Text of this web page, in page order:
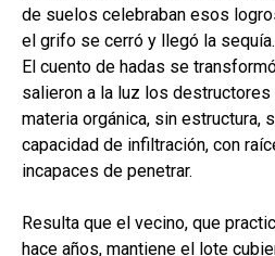
de suelos celebraban esos
el grifo se cerró y llegó la sequía.
El cuento de hadas se
salieron a la luz los
materia orgánica, sin estructura,
capacidad de infiltración, con
incapaces de penetrar.
Resulta que el vecino, que
hace años, mantiene el lote